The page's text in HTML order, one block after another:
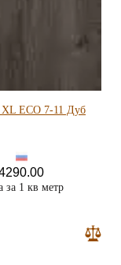
ECO 7-11 Дуб
за 1 кв метр